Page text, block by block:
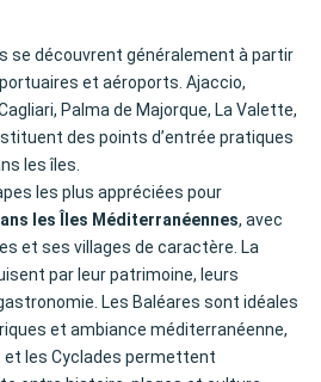
se découvrent généralement à partir
et aéroports. Ajaccio,
Palma de Majorque, La Valette,
des points d’entrée pratiques
les îles.
les plus appréciées pour
les Îles Méditerranéennes, avec
et ses villages de caractère. La
par leur patrimoine, leurs
Les Baléares sont idéales
et ambiance méditerranéenne,
et les Cyclades permettent